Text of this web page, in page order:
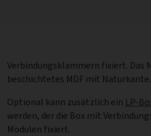
Verbindungsklammern fixiert. Das
beschichtetes MDF mit Naturkante.
Optional kann zusätzlich ein LP-
werden, der die Box mit
Modulen fixiert.